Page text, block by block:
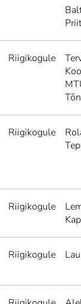
Riigikogule
Riigikogule
Riigikogule
Riigikogule